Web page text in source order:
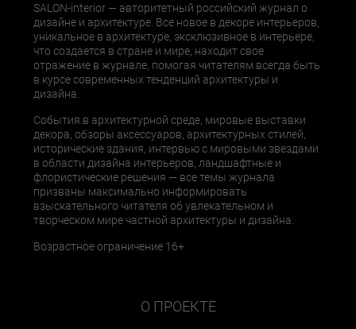
SALON-interior — авторитетный российский журнал о
дизайне и архитектуре. Все новое в декоре интерьеров,
уникальное в архитектуре, эксклюзивное в интерьере,
что создается в стране и мире, находит свое
отражение в журнале, помогая читателям всегда быть
в курсе современных тенденций архитектуры и
дизайна.
События в архитектурной среде, мировые выставки
декора, обзоры аксессуаров, архитектурных стилей,
исторические здания, интервью с мировыми звездами
в области дизайна интерьеров, ландшафтные и
флористические решения — все темы журнала
призваны максимально информировать
взыскательного читателя об увлекательном и
творческом мире частной архитектуры и дизайна.
Возрастное ограничение 16+
О ПРОЕКТЕ